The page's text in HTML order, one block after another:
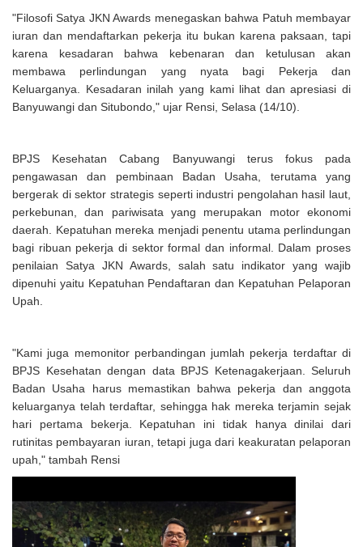
"Filosofi Satya JKN Awards menegaskan bahwa Patuh membayar
iuran dan mendaftarkan pekerja itu bukan karena paksaan, tapi
karena kesadaran bahwa kebenaran dan ketulusan akan
membawa perlindungan yang nyata bagi Pekerja dan
Keluarganya. Kesadaran inilah yang kami lihat dan apresiasi di
Banyuwangi dan Situbondo," ujar Rensi, Selasa (14/10).
BPJS Kesehatan Cabang Banyuwangi terus fokus pada
pengawasan dan pembinaan Badan Usaha, terutama yang
bergerak di sektor strategis seperti industri pengolahan hasil laut,
perkebunan, dan pariwisata yang merupakan motor ekonomi
daerah. Kepatuhan mereka menjadi penentu utama perlindungan
bagi ribuan pekerja di sektor formal dan informal. Dalam proses
penilaian Satya JKN Awards, salah satu indikator yang wajib
dipenuhi yaitu Kepatuhan Pendaftaran dan Kepatuhan Pelaporan
Upah.
"Kami juga memonitor perbandingan jumlah pekerja terdaftar di
BPJS Kesehatan dengan data BPJS Ketenagakerjaan. Seluruh
Badan Usaha harus memastikan bahwa pekerja dan anggota
keluarganya telah terdaftar, sehingga hak mereka terjamin sejak
hari pertama bekerja. Kepatuhan ini tidak hanya dinilai dari
rutinitas pembayaran iuran, tetapi juga dari keakuratan pelaporan
upah," tambah Rensi